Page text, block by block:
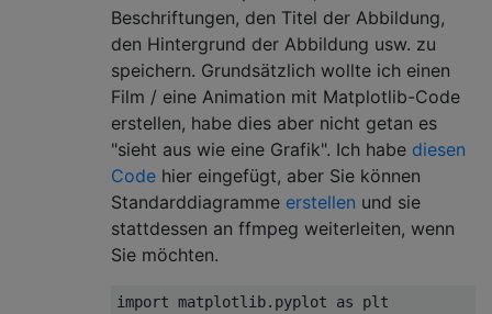
Beschriftungen, den Titel der Abbildung,
den Hintergrund der Abbildung usw. zu
speichern. Grundsätzlich wollte ich einen
Film / eine Animation mit Matplotlib-Code
erstellen, habe dies aber nicht getan es
"sieht aus wie eine Grafik". Ich habe diesen
Code hier eingefügt, aber Sie können
Standarddiagramme erstellen und sie
stattdessen an ffmpeg weiterleiten, wenn
Sie möchten.
import matplotlib.pyplot as